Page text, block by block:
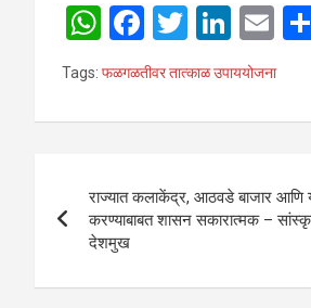
W
at
s
p
p
F
a
ce
b
o
k
T
tt
er
Li
n
ke
dI
E
ail
Tags: फळगळतीवर तात्काळ उपाययोजना
navigation
राज्यात कलाकेंद्र, आठवडे बाजार आणि
करण्याबाबत शासन सकारात्मक –
देशमुख